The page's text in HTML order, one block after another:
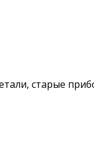
старые